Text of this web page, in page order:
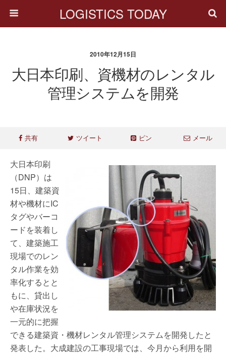
LOGISTICS TODAY
2010年12月15日
大日本印刷、資機材のレンタル
管理システムを開発
共有 ツイート ピン メール
大日本印刷
（DNP）は
15日、建築資
材や機材にIC
タグやバーコ
ードを装着し
て、建築施工
現場でのレン
タル作業を効
率化するとと
もに、貸出し
や在庫状況を
一元的に把握
できる建築資・機材レンタル管理システムを開発したと
発表した。大成建設の工事現場では、今月から利用を開